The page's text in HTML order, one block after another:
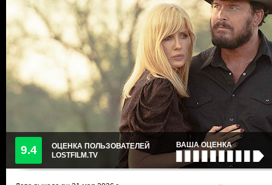
9.4
ОЦЕНКА ПОЛЬЗОВАТЕЛЕЙ
LOSTFILM.TV
ВАША ОЦЕНКА